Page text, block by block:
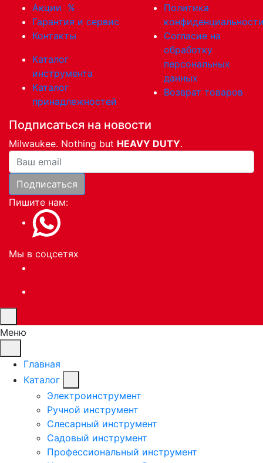
Акции %
Гарантия и сервис
Контакты
Каталог
инструмента
Каталог
принадлежностей
Политика
Согласие на
обработку
персональных
данных
Возврат товаров
Подписаться на новости
Milwaukee. Nothing but HEAVY DUTY.
Ваша почта
Подписаться
Пишите нам:
Мы в соцсетях
Меню
Главная
Каталог
Электроинструмент
Ручной инструмент
Слесарный инструмент
Садовый инструмент
Профессиональный инструмент